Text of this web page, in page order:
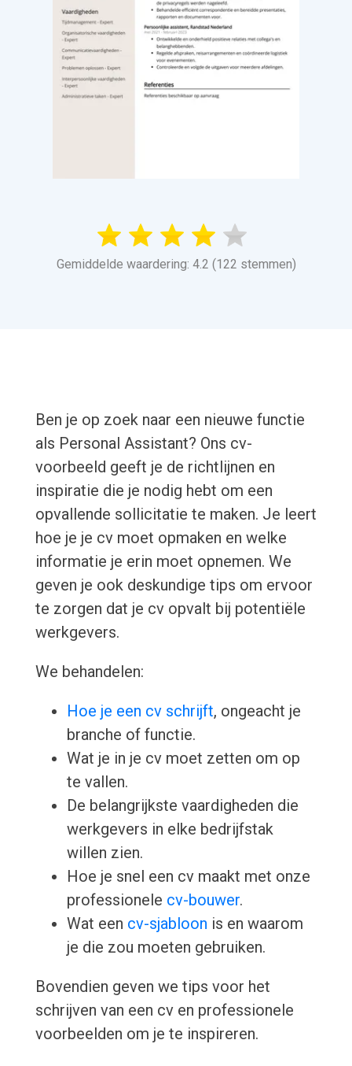
Gemiddelde waardering: 4.2 (122 stemmen)
Ben je op zoek naar een nieuwe functie
als Personal Assistant? Ons cv-
voorbeeld geeft je de richtlijnen en
inspiratie die je nodig hebt om een
opvallende sollicitatie te maken. Je leert
hoe je je cv moet opmaken en welke
informatie je erin moet opnemen. We
geven je ook deskundige tips om ervoor
te zorgen dat je cv opvalt bij potentiële
werkgevers.
We behandelen:
Hoe je een cv schrijft, ongeacht je
branche of functie.
Wat je in je cv moet zetten om op
te vallen.
De belangrijkste vaardigheden die
werkgevers in elke bedrijfstak
willen zien.
Hoe je snel een cv maakt met onze
professionele cv-bouwer.
Wat een cv-sjabloon is en waarom
je die zou moeten gebruiken.
Bovendien geven we tips voor het
schrijven van een cv en professionele
voorbeelden om je te inspireren.